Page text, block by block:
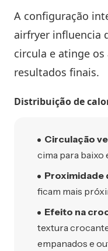
A configuração
airfryer influencia
circula e atinge
resultados finais.
Distribuição de
Circulação
cima para baixo
Proximidade
ficam mais
Efeito na
textura
empanados e